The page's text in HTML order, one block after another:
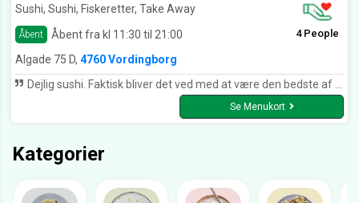
Sushi, Sushi, Fiskeretter, Take Away
Åbent Åbent fra kl 11:30 til 21:00 4 People
Algade 75 D, 4760 Vordingborg
Dejlig sushi. Faktisk bliver det ved med at være den bedste af slagsen og vi vender altid tilbage - specielt når vi har prøvet andre restauranter (som bare ikke kan leve op til Sushihus i Vordingborg). Vi er altid gået glade og tilfredse fra restaurant Sushi hus med fulde stjerner på anmeldelsen.... Vi giver dog kun 4 stjerner i dag, da vi har måttet betale 199,- pr. person, selvom restauranten på deres internetside opgiver prisen til 179,- (om søndagen). Det gjaldt bare ikke i dag (en ganske almindelig søndag), fik vi at vide. En noget ærgerlig oplevelse på vores yndlings restaurant, som den jo ellers er. Vi har gennem årene godt nok lagt mange penge her og ellers også fået mange gode oplevelser... det kneb dog i dag, hvor vi fik en ærgerlig afslutning, en ærgerlig oplevelse...
Se Menukort
Kategorier